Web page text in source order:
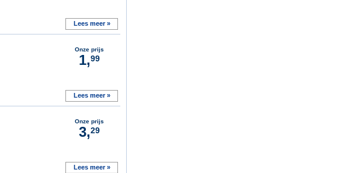
Lees meer »
Onze prijs
1,99
Lees meer »
Onze prijs
3,29
Lees meer »